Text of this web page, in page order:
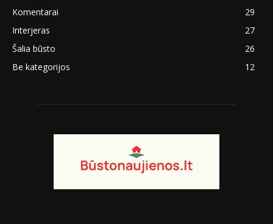
Komentarai
29
Interjeras
27
Šalia būsto
26
Be kategorijos
12